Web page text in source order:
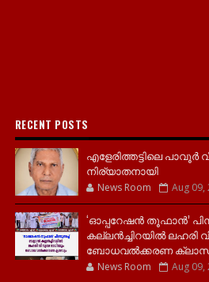
RECENT POSTS
എളേരിത്തട്ടിലെ പാവൂർ
നിര്യാതനായി
News Room Aug 09,
‘ഓപ്പറേഷൻ തൂഫാൻ’
കല്ലൻച്ചിറയിൽ ലഹരി
ബോധവൽക്കരണ
News Room Aug 09,